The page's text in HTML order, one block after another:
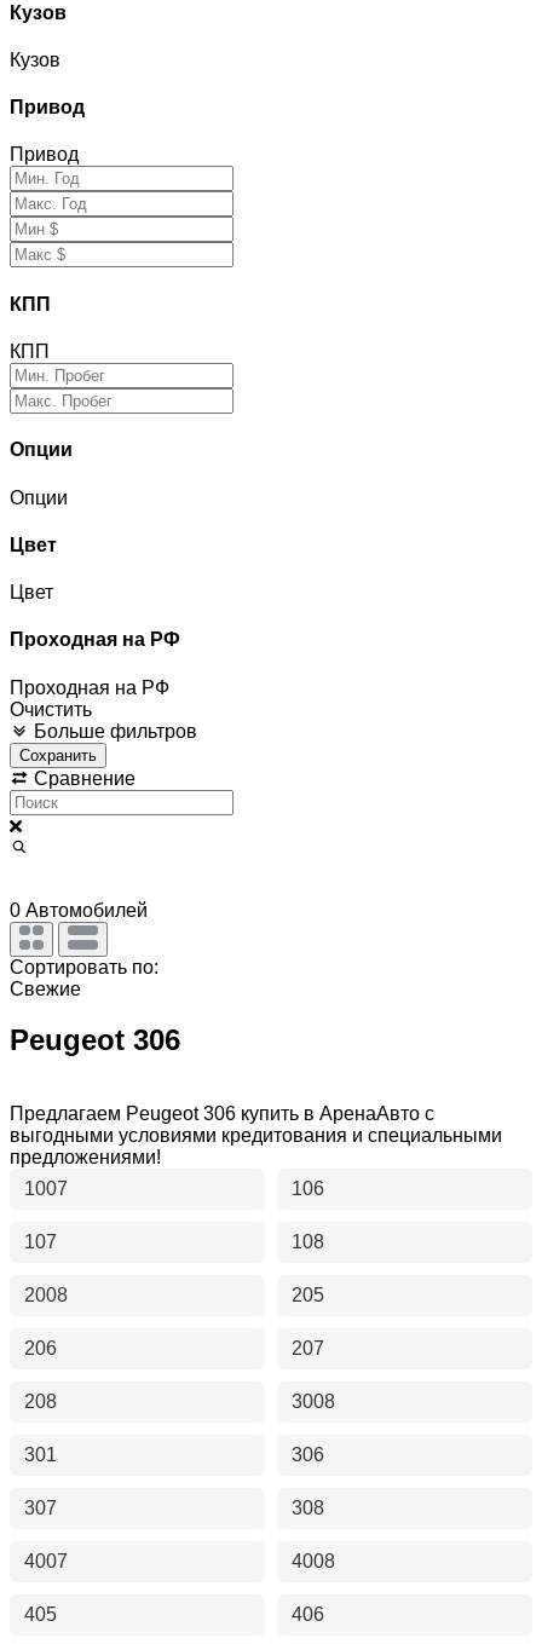
Кузов
Кузов
Привод
Привод
КПП
КПП
Опции
Опции
Цвет
Цвет
Проходная на РФ
Проходная на РФ
Очистить
Больше фильтров
Сохранить
Сравнение
0 Автомобилей
Сортировать по:
Свежие
Peugeot 306
Предлагаем Peugeot 306 купить в АренаАвто с
выгодными условиями кредитования и специальными
предложениями!
1007
106
107 108
2008 205
206 207
208 3008
301 306
307 308
4007 4008
405 406